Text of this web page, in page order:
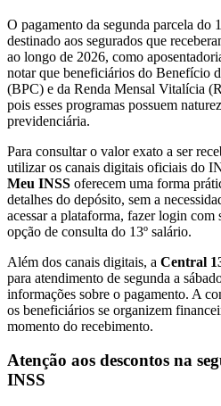
O pagamento da segunda parcela do
destinado aos segurados que
ao longo de 2026, como
notar que beneficiários do Benefício
(BPC) e da Renda Mensal Vitalícia
pois esses programas possuem
previdenciária.
Para consultar o valor exato a ser
utilizar os canais digitais oficiais do
Meu INSS oferecem uma forma
detalhes do depósito, sem a
acessar a plataforma, fazer login com
opção de consulta do 13º salário.
Além dos canais digitais, a Central
para atendimento de segunda a
informações sobre o pagamento. A
os beneficiários se organizem
momento do recebimento.
Atenção aos descontos na
INSS